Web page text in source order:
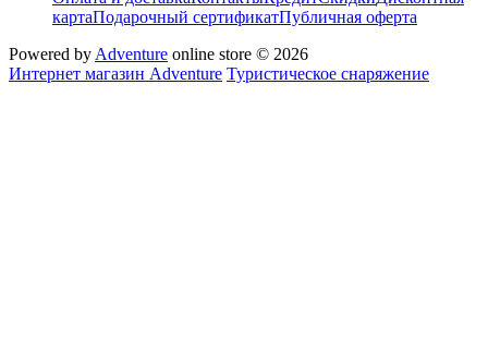
картаПодарочный сертификатПубличная оферта
Powered by Adventure online store © 2026
Интернет магазин Adventure Туристическое снаряжение